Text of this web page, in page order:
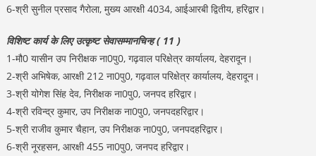
6-श्री सुनील प्रसाद गैरोला, मुख्य आरक्षी 4034, आईआरबी द्वितीय, हरिद्वार।
विशिष्ट कार्य के लिए उत्कृष्ट सेवासम्मानचिन्ह ( 11 )
1-मौ0 यासीन उप निरीक्षक ना0पु0, गढ़वाल परिक्षेत्र कार्यालय, देहरादून।
2-श्री अभिषेक, आरक्षी 212 ना0पु0, गढ़वाल परिक्षेत्र कार्यालय, देहरादून।
3-श्री योगेश सिंह देव, निरीक्षक ना0पु0, जनपद हरिद्वार।
4-श्री रविन्द्र कुमार, उप निरीक्षक ना0पु0, जनपदहरिद्वार।
5-श्री राजीव कुमार चैहान, उप निरीक्षक ना0पु0, जनपदहरिद्वार।
6-श्री नूरहसन, आरक्षी 455 ना0पु0, जनपद हरिद्वार।